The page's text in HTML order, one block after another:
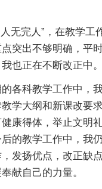
完人”，在教学工
突出不够明确，平
也正在不断改正中。
科教学工作中，
学大纲和新课改要
康得体，举止文明
的教学工作中，我
发扬优点，改正缺
献自己的力量。